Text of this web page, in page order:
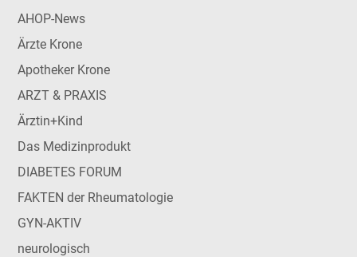
AHOP-News
Ärzte Krone
Apotheker Krone
ARZT & PRAXIS
Ärztin+Kind
Das Medizinprodukt
DIABETES FORUM
FAKTEN der Rheumatologie
GYN-AKTIV
neurologisch